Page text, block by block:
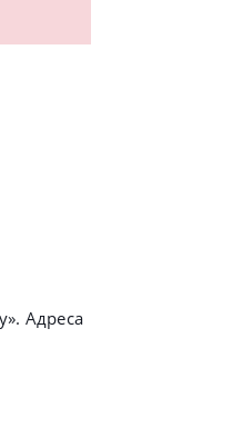
Адреса